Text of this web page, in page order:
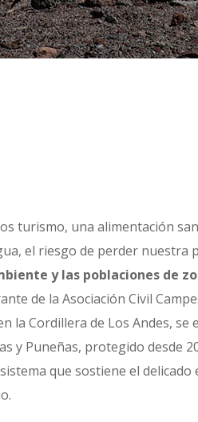
turismo, una alimentación
el riesgo de perder nuestra
y las poblaciones de
de la Asociación Civil
la Cordillera de Los Andes,
y Puneñas, protegido desde
que sostiene el